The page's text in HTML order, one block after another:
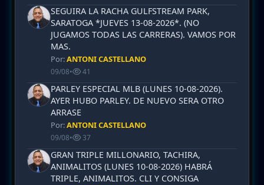
SEGUIRA LA RACHA GULFSTREAM PARK,
SARATOGA *JUEVES 13-08-2026*. (NO
JUGAMOS TODAS LAS CARRERAS). VAMOS POR
MAS.
Por:ANTONI CASTELLANO
09/08• 41
PARLEY ESPECIAL MLB (LUNES 10-08-2026).
AYER HUBO PARLEY. DE NUEVO SERA OTRO
ARRASE
Por:ANTONI CASTELLANO
09/08• 37
GRAN TRIPLE MILLONARIO, TACHIRA,
ANIMALITOS (LUNES 10-08-2026) HABRÁ
TRIPLE, ANIMALITOS. CLI Y CONSIGA